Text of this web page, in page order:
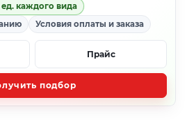
каждого вида
Условия оплаты и заказа
Прайс
подбор